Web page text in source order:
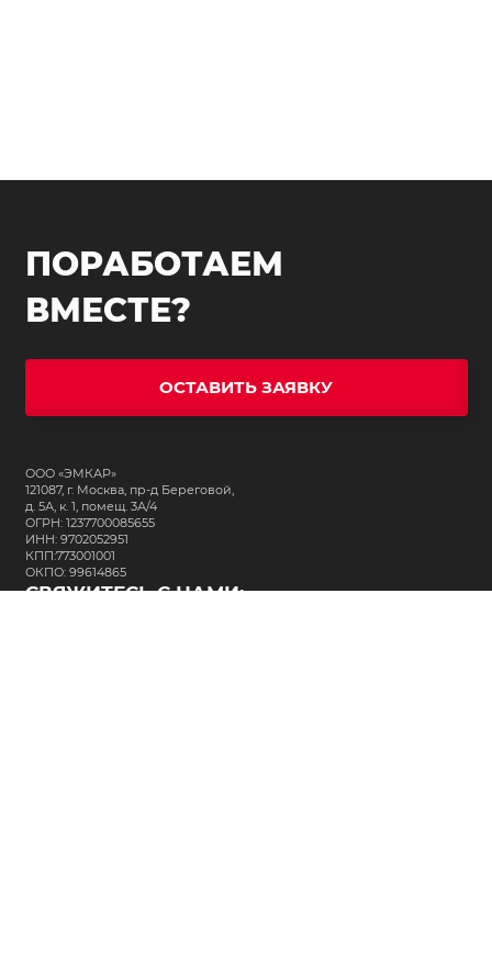
ПОРАБОТАЕМ
ВМЕСТЕ?
ОСТАВИТЬ ЗАЯВКУ
ООО «ЭМКАР»
121087, г. Москва, пр-д Береговой,
д. 5А, к. 1, помещ. 3А/4
ОГРН: 1237700085655
ИНН: 9702052951
КПП:773001001
ОКПО: 99614865
СВЯЖИТЕСЬ С НАМИ: